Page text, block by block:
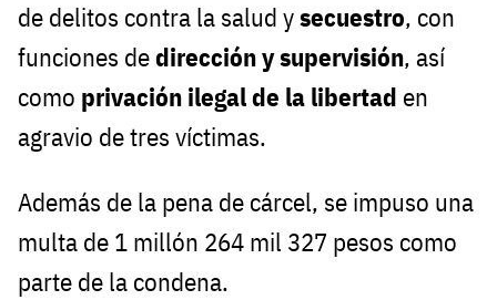
de delitos contra la salud ysecuestro, con
funciones dedirección y supervisión, así
como privación ilegal de la libertad en
agravio de tres víctimas.
Además de la pena de cárcel, se impuso una
multa de 1 millón 264 mil 327 pesos como
parte de la condena.